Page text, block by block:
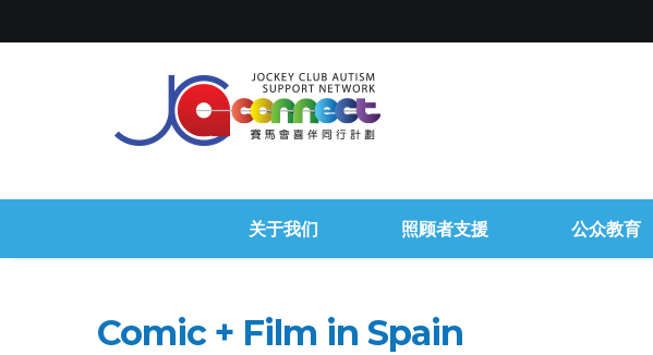
关于我们 照顾者支援 公众教育
Comic + Film in Spain